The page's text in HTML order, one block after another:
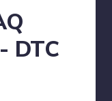
DTC